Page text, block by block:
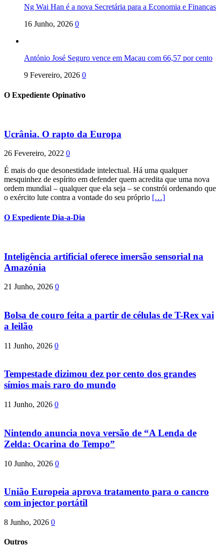
Ng Wai Han é a nova Secretária para a Economia e Finanças
16 Junho, 2026 0
António José Seguro vence em Macau com 66,57 por cento
9 Fevereiro, 2026 0
O Expediente Opinativo
Ucrânia. O rapto da Europa
26 Fevereiro, 2022 0
É mais do que desonestidade intelectual. Há uma qualquer
mesquinhez de espírito em defender quem acredita que uma nova
ordem mundial – qualquer que ela seja – se constrói ordenando que
o exército lute contra a vontade do seu próprio […]
O Expediente Dia-a-Dia
Inteligência artificial oferece imersão sensorial na
Amazónia
21 Junho, 2026 0
Bolsa de couro feita a partir de células de T-Rex vai
a leilão
11 Junho, 2026 0
Tempestade dizimou dez por cento dos grandes
símios mais raro do mundo
11 Junho, 2026 0
Nintendo anuncia nova versão de “A Lenda de
Zelda: Ocarina do Tempo”
10 Junho, 2026 0
União Europeia aprova tratamento para o cancro
com injector portátil
8 Junho, 2026 0
Outros